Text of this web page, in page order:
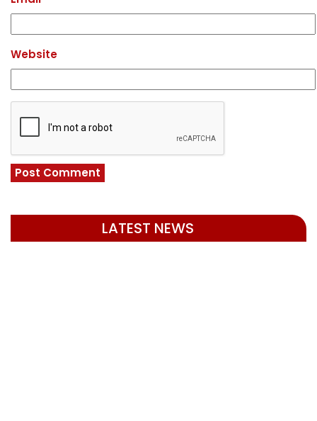
Website
LATEST NEWS